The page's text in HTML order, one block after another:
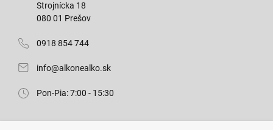
Strojnícka 18
080 01 Prešov
0918 854 744
info@alkonealko.sk
Pon-Pia: 7:00 - 15:30